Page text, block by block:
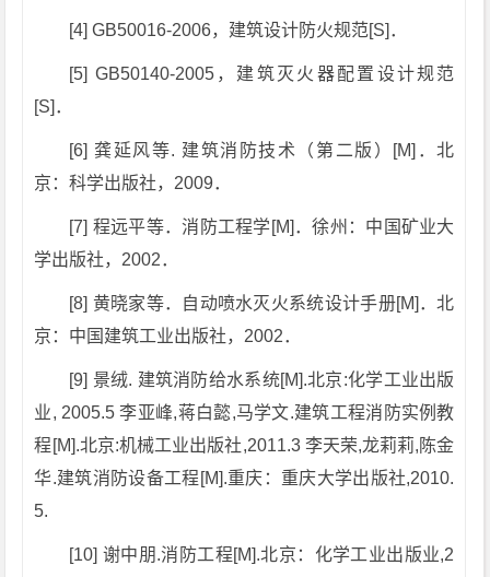
[4] GB50016-2006，建筑设计防火规范[S]．
[5] GB50140-2005，建筑灭火器配置设计规范
[S]．
[6] 龚延风等. 建筑消防技术（第二版）[M]．北
京：科学出版社，2009．
[7] 程远平等．消防工程学[M]．徐州：中国矿业大
学出版社，2002．
[8] 黄晓家等．自动喷水灭火系统设计手册[M]．北
京：中国建筑工业出版社，2002．
[9] 景绒. 建筑消防给水系统[M].北京:化学工业出版
业, 2005.5 李亚峰,蒋白懿,马学文.建筑工程消防实例教
程[M].北京:机械工业出版社,2011.3 李天荣,龙莉莉,陈金
华.建筑消防设备工程[M].重庆：重庆大学出版社,2010.
5.
[10] 谢中朋.消防工程[M].北京：化学工业出版业,2